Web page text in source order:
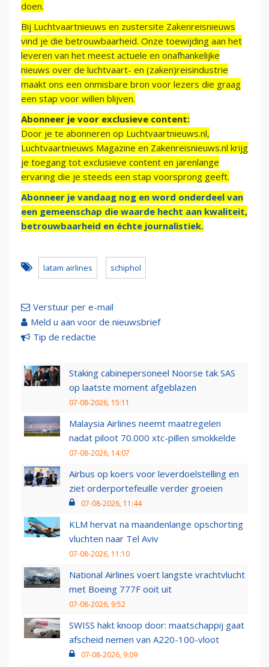
doen.
Bij Luchtvaartnieuws en zustersite Zakenreisnieuws
vind je die betrouwbaarheid. Onze toewijding aan het
leveren van het meest actuele en onafhankelijke
nieuws over de luchtvaart- en (zaken)reisindustrie
maakt ons een onmisbare bron voor lezers die graag
een stap voor willen blijven.
Abonneer je voor exclusieve content:
Door je te abonneren op Luchtvaartnieuws.nl,
Luchtvaartnieuws Magazine en Zakenreisnieuws.nl krijg
je toegang tot exclusieve content en jarenlange
ervaring die je steeds een stap voorsprong geeft.
Abonneer je vandaag nog en word onderdeel van
een gemeenschap die waarde hecht aan kwaliteit,
betrouwbaarheid en échte journalistiek.
latam airlines schiphol
Verstuur per e-mail
Meld u aan voor de nieuwsbrief
Tip de redactie
Staking cabinepersoneel Noorse tak SAS
op laatste moment afgeblazen
07-08-2026, 15:11
Malaysia Airlines neemt maatregelen
nadat piloot 70.000 xtc-pillen smokkelde
07-08-2026, 14:07
Airbus op koers voor leverdoelstelling en
ziet orderportefeuille verder groeien
07-08-2026, 11:44
KLM hervat na maandenlange opschorting
vluchten naar Tel Aviv
07-08-2026, 11:10
National Airlines voert langste vrachtvlucht
met Boeing 777F ooit uit
07-08-2026, 9:52
SWISS hakt knoop door: maatschappij gaat
afscheid nemen van A220-100-vloot
07-08-2026, 9:09